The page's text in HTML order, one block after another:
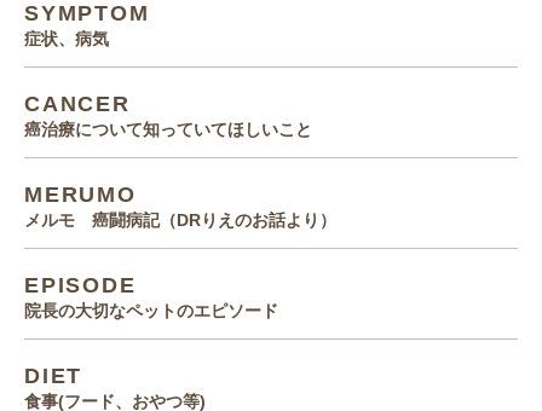
SYMPTOM
症状、病気
CANCER
癌治療について知っていてほしいこと
MERUMO
メルモ 癌闘病記（DRりえのお話より）
EPISODE
院長の大切なペットのエピソード
DIET
食事(フード、おやつ等)